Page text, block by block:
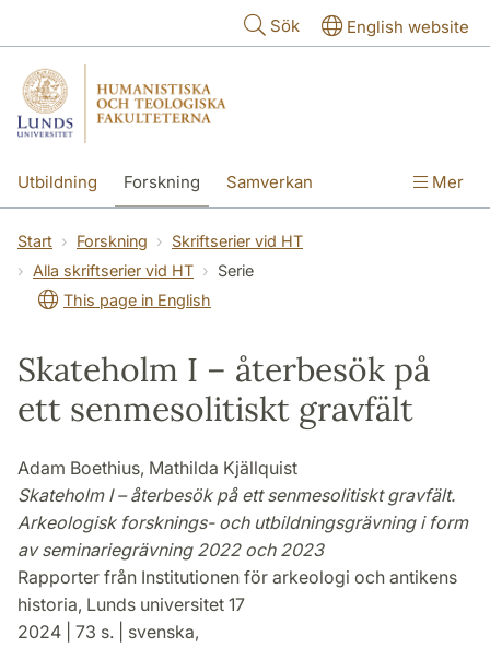
Sök English website
Utbildning Forskning Samverkan Mer
Start Forskning
Skriftserier vid HT
Alla skriftserier vid HT
Serie
This page in English
Skateholm I – återbesök på
ett senmesolitiskt gravfält
Adam Boethius, Mathilda Kjällquist
Skateholm I – återbesök på ett senmesolitiskt gravfält.
Arkeologisk forsknings- och utbildningsgrävning i form
av seminariegrävning 2022 och 2023
Rapporter från Institutionen för arkeologi och antikens
historia, Lunds universitet 17
2024 | 73 s. | svenska,